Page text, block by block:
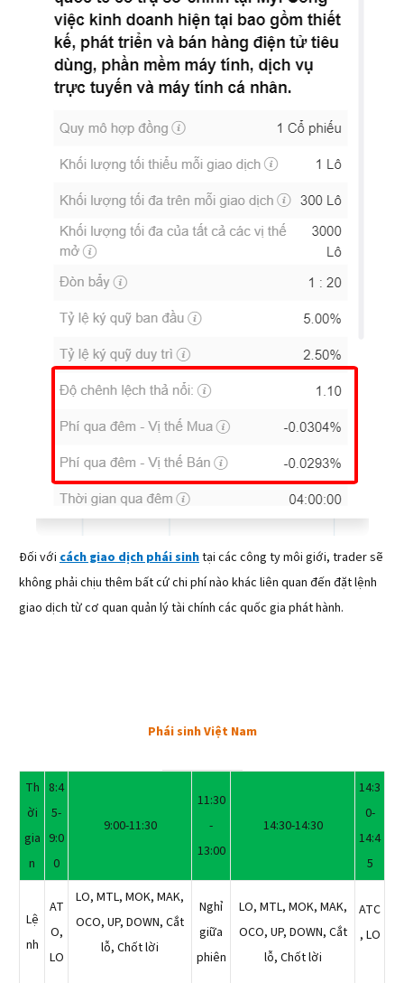
Đối với cách giao dịch phái sinhtại các công ty môi giới, trader sẽ
không phải chịu thêm bất cứ chi phí nào khác liên quan đến đặt lệnh
giao dịch từ cơ quan quản lý tài chính các quốc gia phát hành.
Phái sinh Việt Nam
Th
ời
gia
n
8:4
5-
9:0
0
9:00-11:30
11:30
-
13:00
14:30-14:30
14:3
0-
14:4
5
Lệ
nh
AT
O,
LO
LO, MTL, MOK, MAK,
OCO, UP, DOWN, Cắt
lỗ, Chốt lời
Nghỉ
giữa
phiên
LO, MTL, MOK, MAK,
OCO, UP, DOWN, Cắt
lỗ, Chốt lời
ATC
, LO